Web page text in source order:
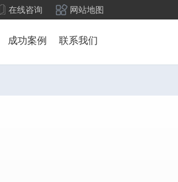
在线咨询 网站地图
成功案例 联系我们